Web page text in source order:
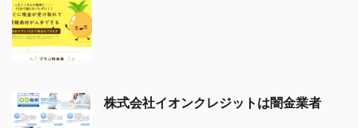
株式会社イオンクレジットは闇金業者